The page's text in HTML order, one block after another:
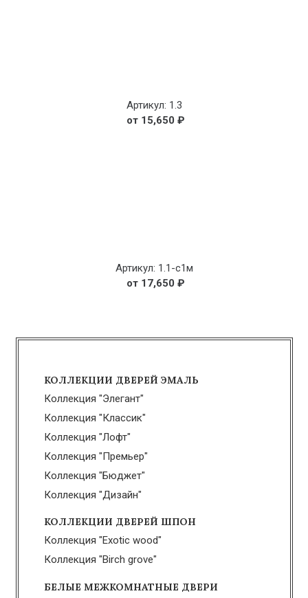
Артикул: 1.3
15,650 ₽
Артикул: 1.1-с1м
17,650 ₽
КОЛЛЕКЦИИ ДВЕРЕЙ ЭМАЛЬ
Коллекция "Элегант"
Коллекция "Классик"
Коллекция "Лофт"
Коллекция "Премьер"
Коллекция "Бюджет"
Коллекция "Дизайн"
КОЛЛЕКЦИИ ДВЕРЕЙ ШПОН
Коллекция "Exotic wood"
Коллекция "Birch grove"
БЕЛЫЕ МЕЖКОМНАТНЫЕ ДВЕРИ